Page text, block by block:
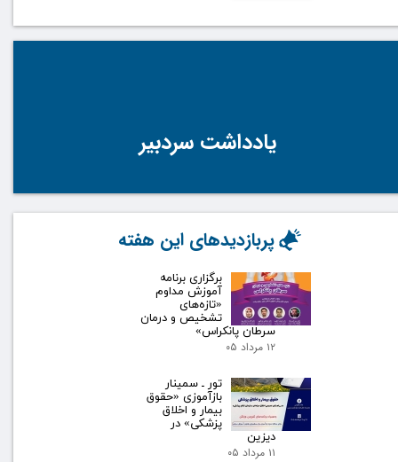
یادداشت سردبیر
برگزاری برنامه
آموزش مداوم
«تازه‌های
تشخیص و درمان
سرطان پانکراس»
۱۲ مرداد ۰۵
تور ـ سمینار
بازآموزی «حقوق
بیمار و اخلاق
پزشکی» در
دیزین
۱۱ مرداد ۰۵
پربازدیدهای این هفته